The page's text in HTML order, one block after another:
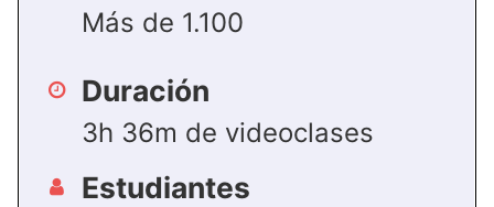
Más de 1.100
Duración
3h 36m de videoclases
Estudiantes